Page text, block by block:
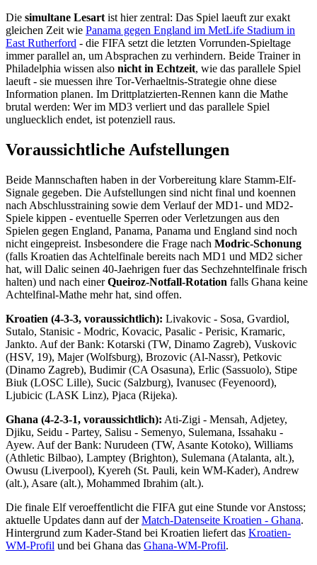
Die simultane Lesart ist hier zentral: Das Spiel laeuft zur exakt
gleichen Zeit wie Panama gegen England im MetLife Stadium in
East Rutherford - die FIFA setzt die letzten Vorrunden-Spieltage
immer parallel an, um Absprachen zu verhindern. Beide Trainer in
Philadelphia wissen also nicht in Echtzeit, wie das parallele Spiel
laeuft - sie muessen ihre Tor-Verhaeltnis-Strategie ohne diese
Information planen. Im Drittplatzierten-Rennen kann die Mathe
brutal werden: Wer im MD3 verliert und das parallele Spiel
ungluecklich endet, ist potenziell raus.
Voraussichtliche Aufstellungen
Beide Mannschaften haben in der Vorbereitung klare Stamm-Elf-
Signale gegeben. Die Aufstellungen sind nicht final und koennen
nach Abschlusstraining sowie dem Verlauf der MD1- und MD2-
Spiele kippen - eventuelle Sperren oder Verletzungen aus den
Spielen gegen England, Panama, Panama und England sind noch
nicht eingepreist. Insbesondere die Frage nach Modric-Schonung
(falls Kroatien das Achtelfinale bereits nach MD1 und MD2 sicher
hat, will Dalic seinen 40-Jaehrigen fuer das Sechzehntelfinale frisch
halten) und nach einerQueiroz-Notfall-Rotation falls Ghana keine
Achtelfinal-Mathe mehr hat, sind offen.
Kroatien (4-3-3, voraussichtlich): Livakovic - Sosa, Gvardiol,
Sutalo, Stanisic - Modric, Kovacic, Pasalic - Perisic, Kramaric,
Jankto. Auf der Bank: Kotarski (TW, Dinamo Zagreb), Vuskovic
(HSV, 19), Majer (Wolfsburg), Brozovic (Al-Nassr), Petkovic
(Dinamo Zagreb), Budimir (CA Osasuna), Erlic (Sassuolo), Stipe
Biuk (LOSC Lille), Sucic (Salzburg), Ivanusec (Feyenoord),
Ljubicic (LASK Linz), Pjaca (Rijeka).
Ghana (4-2-3-1, voraussichtlich): Ati-Zigi - Mensah, Adjetey,
Djiku, Seidu - Partey, Salisu - Semenyo, Sulemana, Issahaku -
Ayew. Auf der Bank: Nurudeen (TW, Asante Kotoko), Williams
(Athletic Bilbao), Lamptey (Brighton), Sulemana (Atalanta, alt.),
Owusu (Liverpool), Kyereh (St. Pauli, kein WM-Kader), Andrew
(alt.), Asare (alt.), Mohammed Ibrahim (alt.).
Die finale Elf veroeffentlicht die FIFA gut eine Stunde vor Anstoss;
aktuelle Updates dann auf derMatch-Datenseite Kroatien - Ghana.
Hintergrund zum Kader-Stand bei Kroatien liefert das Kroatien-
WM-Profil und bei Ghana das Ghana-WM-Profil.